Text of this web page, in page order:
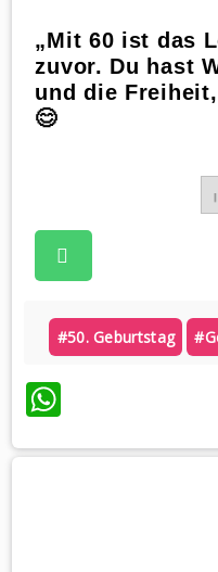
„Mit 60 ist das
zuvor. Du hast
und die
😊
#50. Geburtstag
WhatsApp